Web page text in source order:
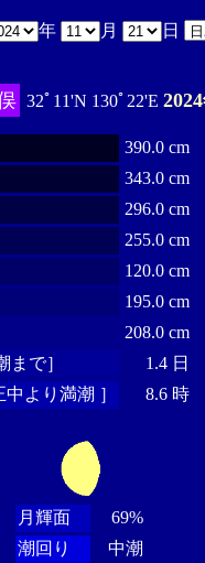
年 月 日
32ﾟ11'N 130ﾟ22'E
390.0 cm
343.0 cm
296.0 cm
255.0 cm
120.0 cm
195.0 cm
208.0 cm
まで］
1.4 日
より満潮 ］
8.6 時
月輝面
69%
潮回り
中潮